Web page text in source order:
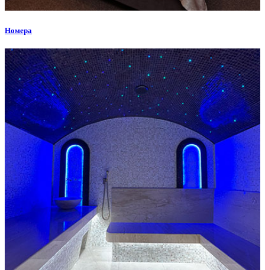
Номера